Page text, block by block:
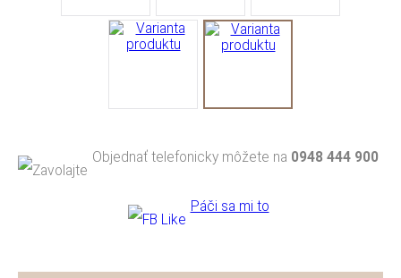
Objednať telefonicky môžete na 0948 444 900
Páči sa mi to